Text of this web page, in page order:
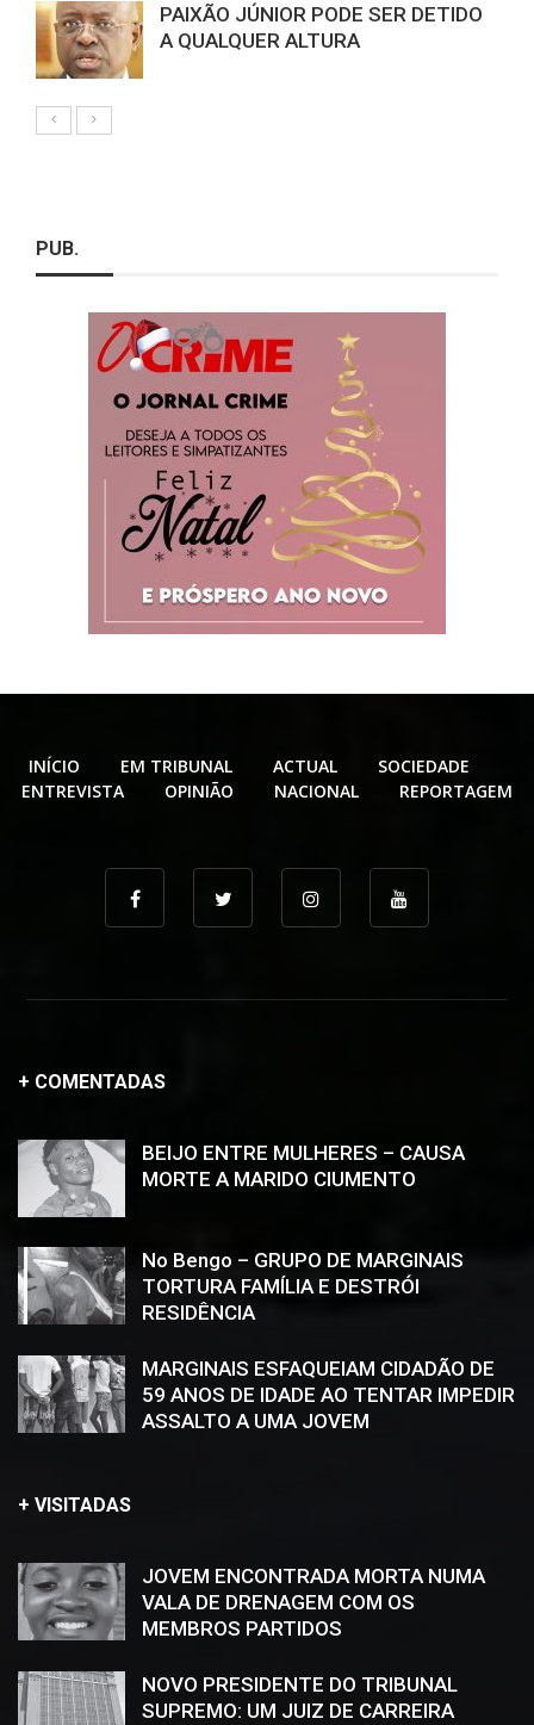
PAIXÃO JÚNIOR PODE SER DETIDO
A QUALQUER ALTURA
PUB.
INÍCIO EM TRIBUNAL ACTUAL
SOCIEDADE
ENTREVISTA
OPINIÃO NACIONAL REPORTAGEM
+ COMENTADAS
BEIJO ENTRE MULHERES – CAUSA
MORTE A MARIDO CIUMENTO
No Bengo – GRUPO DE MARGINAIS
TORTURA FAMÍLIA E DESTRÓI
RESIDÊNCIA
MARGINAIS ESFAQUEIAM CIDADÃO DE
59 ANOS DE IDADE AO TENTAR IMPEDIR
ASSALTO A UMA JOVEM
+ VISITADAS
JOVEM ENCONTRADA MORTA NUMA
VALA DE DRENAGEM COM OS
MEMBROS PARTIDOS
NOVO PRESIDENTE DO TRIBUNAL
SUPREMO: UM JUIZ DE CARREIRA